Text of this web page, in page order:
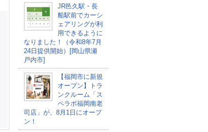
JR邑久駅・長
船駅前でカーシ
ェアリングが利
用できるように
なりました！（令和8年7月
24日提供開始）[岡山県瀬
戸内市]
【福岡市に新規
オープン】トラ
ンクルーム「ス
ペラボ福岡南老
司店」が、8月1日にオープ
ン！